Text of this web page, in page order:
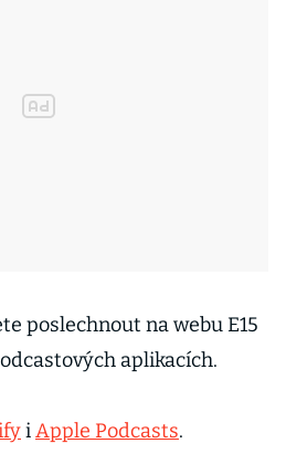
poslechnout na webu E15
aplikacích.
iApple Podcasts.